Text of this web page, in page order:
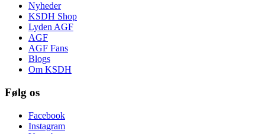
Nyheder
KSDH Shop
Lyden AGF
AGF
AGF Fans
Blogs
Om KSDH
Følg os
Facebook
Instagram